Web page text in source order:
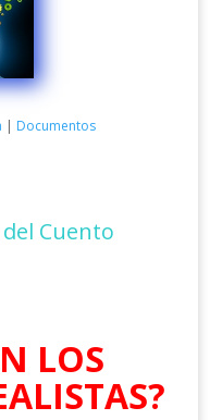
| Documentos
Cuento
LOS